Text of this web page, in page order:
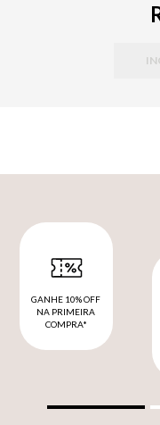
GANHE 10% OFF
NA PRIMEIRA
COMPRA*